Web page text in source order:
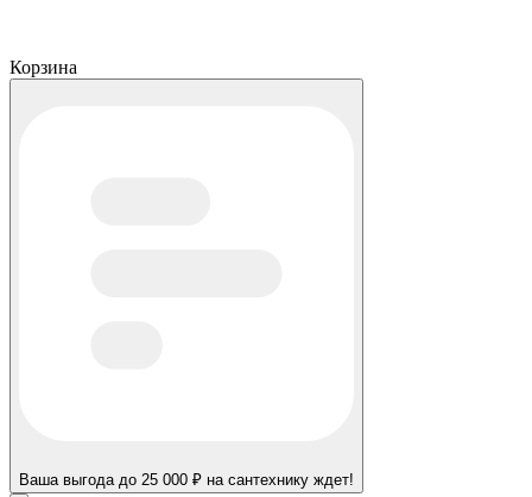
Корзина
Ваша выгода до 25 000 ₽ на сантехнику ждет!